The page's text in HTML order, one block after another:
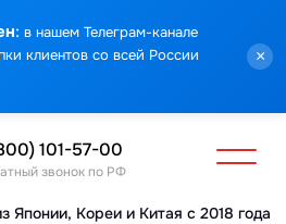
: в нашем Телеграм-канале
клиентов со всей России
×
Японии, Кореи и Китая с 2018 года
101-57-00
звонок по РФ